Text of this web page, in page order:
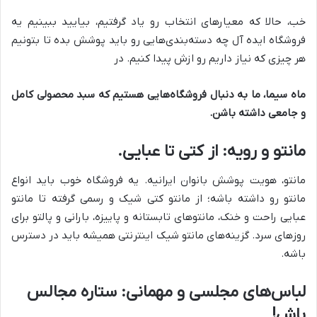
خب، حالا که معیارهای انتخاب رو یاد گرفتیم، بیایید ببینیم یه
فروشگاه ایده آل چه دسته‌بندی‌هایی رو باید پوشش بده تا بتونیم
هر چیزی که نیاز داریم رو ازش پیدا کنیم. در
ماه سیما، ما به دنبال فروشگاه‌هایی هستیم که سبد محصولی کامل
و جامعی داشته باشن.
مانتو و رویه: از کتی تا عبایی.
مانتو، هویت پوشش بانوان ایرانیه. یه فروشگاه خوب باید انواع
مانتو رو داشته باشه؛ از مانتو کتی شیک و رسمی گرفته تا مانتو
عبایی راحت و خنک، مانتوهای تابستانه و پاییزه، بارانی و پالتو برای
روزهای سرد. گزینه‌های مانتو شیک اینترنتی همیشه باید در دسترس
باشه.
لباس‌های مجلسی و مهمانی: ستاره مجالس